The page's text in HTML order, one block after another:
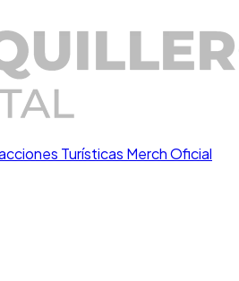
Turísticas Merch Oficial